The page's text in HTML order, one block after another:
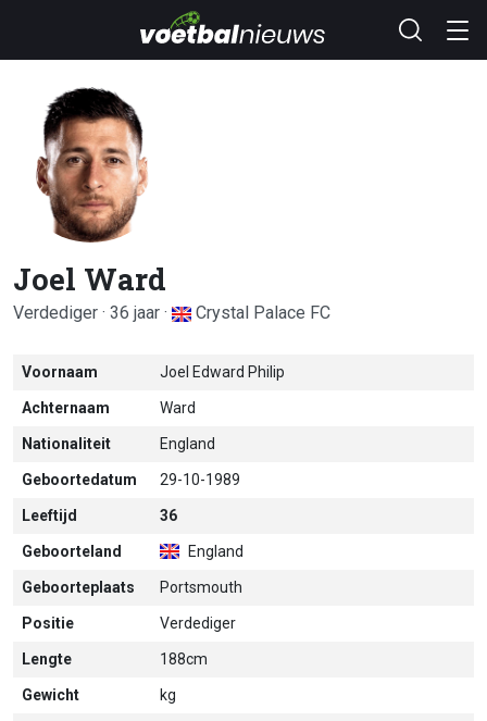
Joel Ward
Verdediger · 36 jaar · Crystal Palace FC
Voornaam Joel Edward Philip
Achternaam Ward
Nationaliteit England
Geboortedatum 29-10-1989
Leeftijd 36
Geboorteland England
Geboorteplaats Portsmouth
Positie Verdediger
Lengte 188cm
Gewicht kg